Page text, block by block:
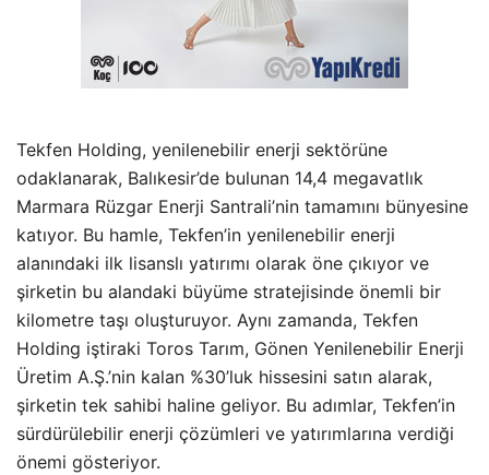
Tekfen Holding, yenilenebilir enerji sektörüne
odaklanarak, Balıkesir’de bulunan 14,4 megavatlık
Marmara Rüzgar Enerji Santrali’nin tamamını bünyesine
katıyor. Bu hamle, Tekfen’in yenilenebilir enerji
alanındaki ilk lisanslı yatırımı olarak öne çıkıyor ve
şirketin bu alandaki büyüme stratejisinde önemli bir
kilometre taşı oluşturuyor. Aynı zamanda, Tekfen
Holding iştiraki Toros Tarım, Gönen Yenilenebilir Enerji
Üretim A.Ş.’nin kalan %30’luk hissesini satın alarak,
şirketin tek sahibi haline geliyor. Bu adımlar, Tekfen’in
sürdürülebilir enerji çözümleri ve yatırımlarına verdiği
önemi gösteriyor.